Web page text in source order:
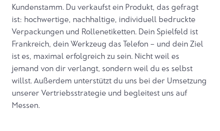
Kundenstamm. Du verkaufst ein Produkt, das gefragt
ist: hochwertige, nachhaltige, individuell bedruckte
Verpackungen und Rollenetiketten. Dein Spielfeld ist
Frankreich, dein Werkzeug das Telefon – und dein Ziel
ist es, maximal erfolgreich zu sein. Nicht weil es
jemand von dir verlangt, sondern weil du es selbst
willst. Außerdem unterstützt du uns bei der Umsetzung
unserer Vertriebsstrategie und begleitest uns auf
Messen.